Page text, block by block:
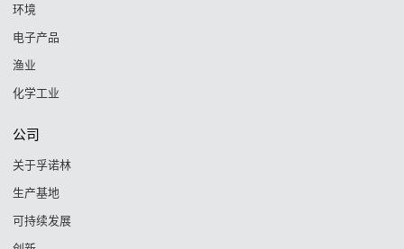
环境
电子产品
渔业
化学工业
公司
关于孚诺林
生产基地
可持续发展